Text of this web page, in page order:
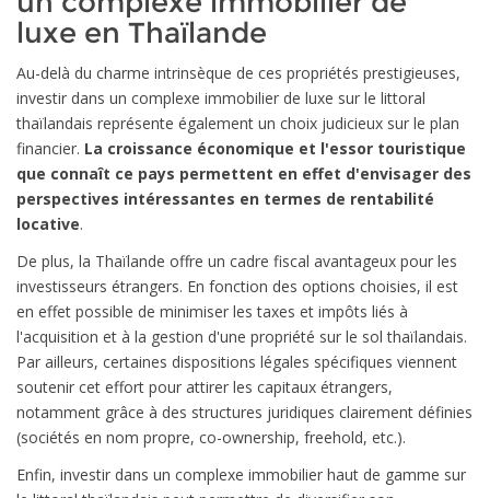
luxe en Thaïlande
Au-delà du charme intrinsèque de ces propriétés prestigieuses,
investir dans un complexe immobilier de luxe sur le littoral
thaïlandais représente également un choix judicieux sur le plan
financier. La croissance économique et l'essor touristique
que connaît ce pays permettent en effet d'envisager des
perspectives intéressantes en termes de rentabilité
locative.
De plus, la Thaïlande offre un cadre fiscal avantageux pour les
investisseurs étrangers. En fonction des options choisies, il est
en effet possible de minimiser les taxes et impôts liés à
l'acquisition et à la gestion d'une propriété sur le sol thaïlandais.
Par ailleurs, certaines dispositions légales spécifiques viennent
soutenir cet effort pour attirer les capitaux étrangers,
notamment grâce à des structures juridiques clairement définies
(sociétés en nom propre, co-ownership, freehold, etc.).
Enfin, investir dans un complexe immobilier haut de gamme sur